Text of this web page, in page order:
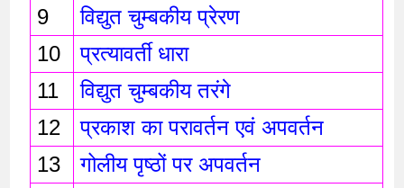
9
विद्युत चुम्बकीय प्रेरण
10
प्रत्यावर्ती धारा
11
विद्युत चुम्बकीय तरंगे
12
प्रकाश का परावर्तन एवं अपवर्तन
13
गोलीय पृष्ठों पर अपवर्तन